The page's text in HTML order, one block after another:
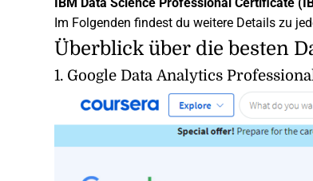
IBM Data Science Professional Certificate
Im Folgenden findest du weitere Details zu
Überblick über die besten
1. Google Data Analytics